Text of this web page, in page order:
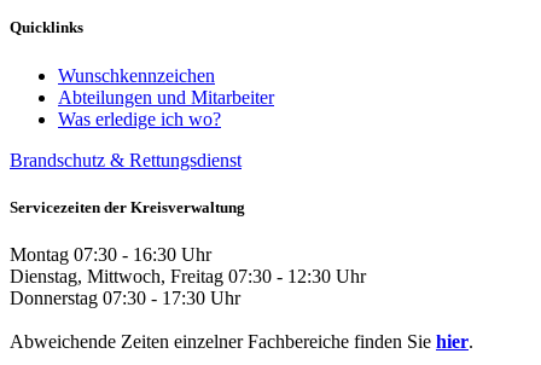
Quicklinks
Wunschkennzeichen
Abteilungen und Mitarbeiter
Was erledige ich wo?
Brandschutz & Rettungsdienst
Servicezeiten der Kreisverwaltung
Montag 07:30 - 16:30 Uhr
Dienstag, Mittwoch, Freitag 07:30 - 12:30 Uhr
Donnerstag 07:30 - 17:30 Uhr
Abweichende Zeiten einzelner Fachbereiche finden Sie hier.